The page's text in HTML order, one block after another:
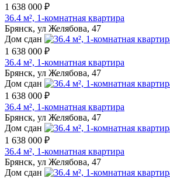
1 638 000 ₽
36.4 м², 1-комнатная квартира
Брянск, ул Желябова, 47
Дом сдан
1 638 000 ₽
36.4 м², 1-комнатная квартира
Брянск, ул Желябова, 47
Дом сдан
1 638 000 ₽
36.4 м², 1-комнатная квартира
Брянск, ул Желябова, 47
Дом сдан
1 638 000 ₽
36.4 м², 1-комнатная квартира
Брянск, ул Желябова, 47
Дом сдан